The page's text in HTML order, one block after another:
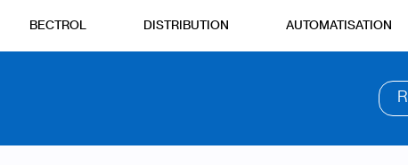
BECTROL DISTRIBUTION AUTOMATISATION